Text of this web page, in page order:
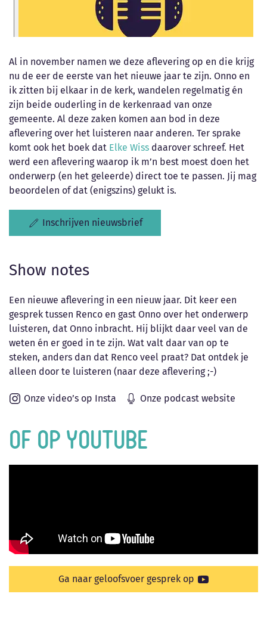
Al in november namen we deze aflevering op en die krijg
nu de eer de eerste van het nieuwe jaar te zijn. Onno en
ik zitten bij elkaar in de kerk, wandelen regelmatig én
zijn beide ouderling in de kerkenraad van onze
gemeente. Al deze zaken komen aan bod in deze
aflevering over het luisteren naar anderen. Ter sprake
komt ook het boek dat Elke Wiss daarover schreef. Het
werd een aflevering waarop ik m’n best moest doen het
onderwerp (en het geleerde) direct toe te passen. Jij mag
beoordelen of dat (enigszins) gelukt is.
Inschrijven nieuwsbrief
Show notes
Een nieuwe aflevering in een nieuw jaar. Dit keer een
gesprek tussen Renco en gast Onno over het onderwerp
luisteren, dat Onno inbracht. Hij blijkt daar veel van de
weten én er goed in te zijn. Wat valt daar van op te
steken, anders dan dat Renco veel praat? Dat ontdek je
alleen door te luisteren (naar deze aflevering ;-)
Onze video’s op Insta Onze podcast website
Of op YouTube
Ga naar geloofsvoer gesprek op